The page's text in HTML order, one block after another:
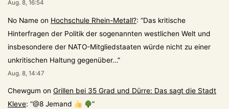
Aug. 8, 16:54
No Name on Hochschule Rhein-Metall?: “Das kritische
Hinterfragen der Politik der sogenannten westlichen Welt und
insbesondere der NATO-Mitgliedstaaten würde nicht zu einer
unkritischen Haltung gegenüber…”
Aug. 8, 14:47
Chewgum on Grillen bei 35 Grad und Dürre: Das sagt die Stadt
Kleve: “@8 Jemand ”